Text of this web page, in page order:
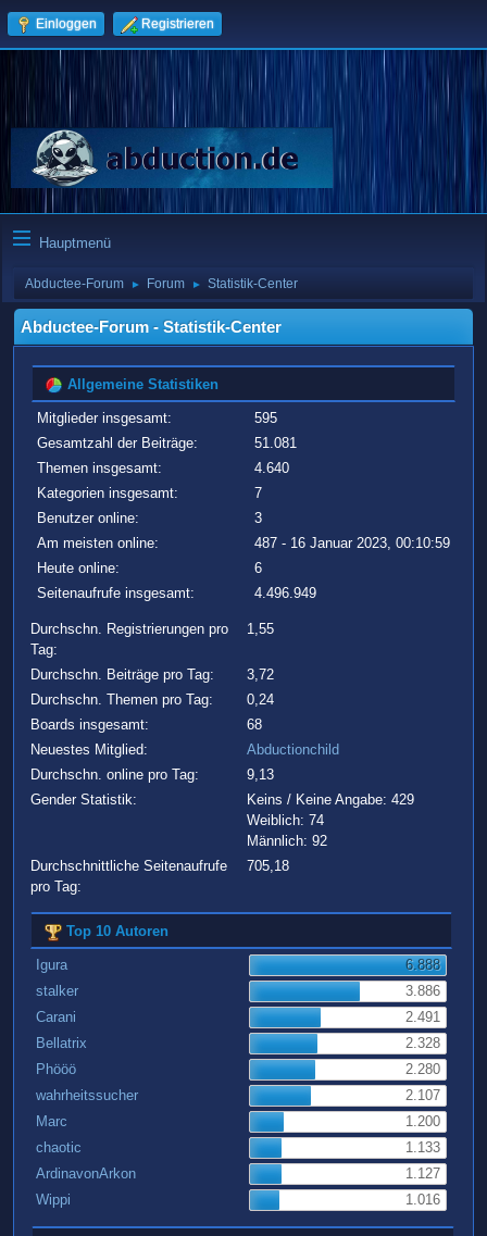
Einloggen Registrieren
Hauptmenü
Abductee-Forum ► Forum ► Statistik-Center
Abductee-Forum - Statistik-Center
Allgemeine Statistiken
Mitglieder insgesamt:
595
Gesamtzahl der Beiträge:
51.081
Themen insgesamt:
4.640
Kategorien insgesamt:
7
Benutzer online:
3
Am meisten online:
487 - 16 Januar 2023, 00:10:59
Heute online:
6
Seitenaufrufe insgesamt:
4.496.949
Durchschn. Registrierungen pro
Tag:
1,55
Durchschn. Beiträge pro Tag:
3,72
Durchschn. Themen pro Tag:
0,24
Boards insgesamt:
68
Neuestes Mitglied:
Abductionchild
Durchschn. online pro Tag:
9,13
Gender Statistik:
Keins / Keine Angabe: 429
Weiblich: 74
Männlich: 92
Durchschnittliche Seitenaufrufe
pro Tag:
705,18
Top 10 Autoren
Igura
6.888
stalker
3.886
Carani
2.491
Bellatrix
2.328
Phööö
2.280
wahrheitssucher
2.107
Marc
1.200
chaotic
1.133
ArdinavonArkon
1.127
Wippi
1.016